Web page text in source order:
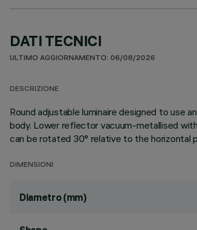
DATI TECNICI
ULTIMO AGGIORNAMENTO: 06/08/2026
DESCRIZIONE
Round adjustable luminaire designed to use
body. Lower reflector vacuum-metallised
can be rotated 30° relative to the horizontal
DIMENSIONI
Diametro (mm)